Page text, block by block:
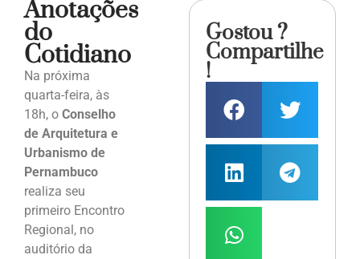
Anotações
do
Cotidiano
Na próxima
quarta-feira, às
18h, o Conselho
de Arquitetura e
Urbanismo de
Pernambuco
realiza seu
primeiro Encontro
Regional, no
auditório da
Gostou ?
Compartilhe
!